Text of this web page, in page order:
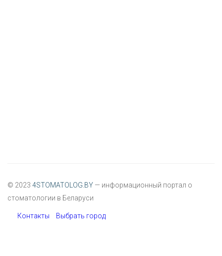
© 2023 4STOMATOLOG.BY — информационный портал о
стоматологии в Беларуси
Контакты Выбрать город